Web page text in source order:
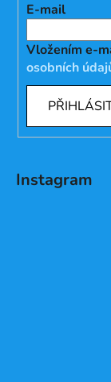
E-mail
Vložením e-
osobních
Instagram